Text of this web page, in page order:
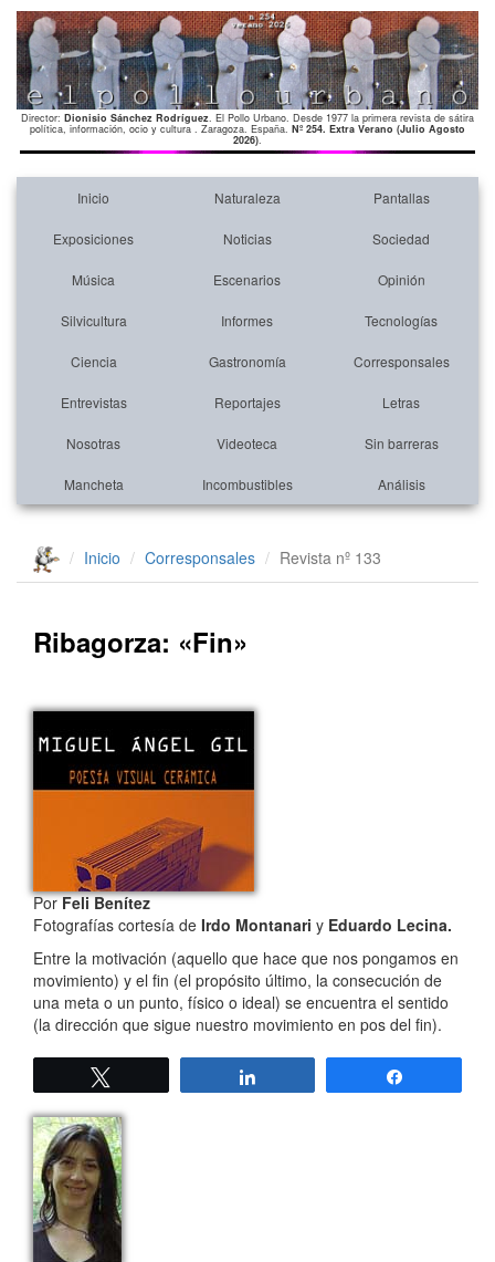
Director: Dionisio Sánchez Rodríguez. El Pollo Urbano. Desde 1977 la primera revista de sátira
política, información, ocio y cultura . Zaragoza. España. Nº 254. Extra Verano (Julio Agosto
2026).
Inicio Naturaleza Pantallas
Exposiciones Noticias Sociedad
Música Escenarios Opinión
Silvicultura Informes Tecnologías
Ciencia Gastronomía Corresponsales
Entrevistas Reportajes Letras
Nosotras Videoteca Sin barreras
Mancheta Incombustibles Análisis
Inicio Corresponsales Revista nº 133
Ribagorza: «Fin»
PorFeli Benítez
Fotografías cortesía de Irdo Montanari y Eduardo Lecina.
Entre la motivación (aquello que hace que nos pongamos en
movimiento) y el fin (el propósito último, la consecución de
una meta o un punto, físico o ideal) se encuentra el sentido
(la dirección que sigue nuestro movimiento en pos del fin).